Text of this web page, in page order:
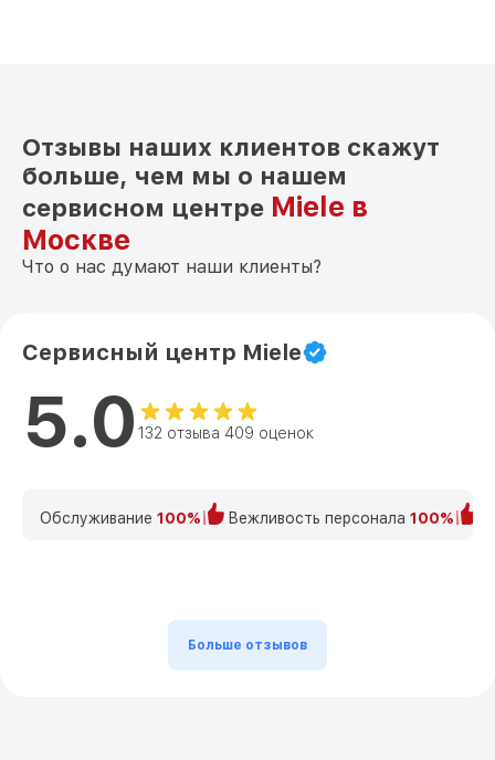
Отзывы наших клиентов скажут
больше, чем мы о нашем
сервисном центре Miele в
Москве
Что о нас думают наши клиенты?
Сервисный центр Miele
5.0 132 отзыва 409 оценок
Обслуживание 100% Вежливость персонала 100%
Больше отзывов